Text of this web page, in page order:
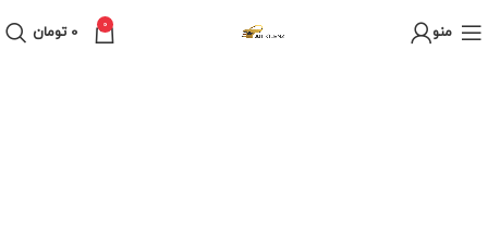
منو 0
0 تومان